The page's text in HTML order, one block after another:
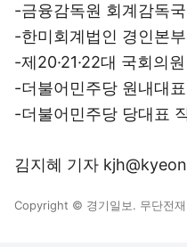
-금융감독원 회계감독
-한미회계법인 경인본
-제20·21·22대 국회의원
-더불어민주당 원내대표
-더불어민주당 당대표
김지혜 기자
Copyright © 경기일보. 무단전